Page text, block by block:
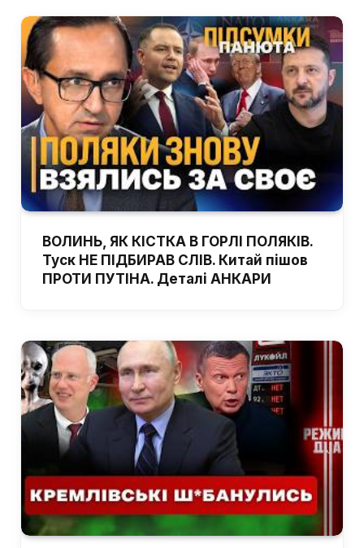
ВОЛИНЬ, ЯК КІСТКА В ГОРЛІ ПОЛЯКІВ.
Туск НЕ ПІДБИРАВ СЛІВ. Китай пішов
ПРОТИ ПУТІНА. Деталі АНКАРИ